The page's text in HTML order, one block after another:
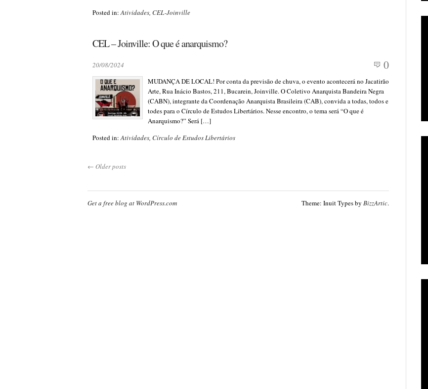
Posted in:Atividades, CEL-Joinville
CEL – Joinville: O que é anarquismo?
20/08/2024 0
MUDANÇA DE LOCAL! Por conta da previsão de chuva, o evento acontecerá no Jacatirão
Arte, Rua Inácio Bastos, 211, Bucarein, Joinville. O Coletivo Anarquista Bandeira Negra
(CABN), integrante da Coordenação Anarquista Brasileira (CAB), convida a todas, todos e
todes para o Círculo de Estudos Libertários. Nesse encontro, o tema será “O que é
Anarquismo?” Será […]
Posted in:Atividades, Círculo de Estudos Libertários
← Older posts
Get a free blog at WordPress.com Theme: Inuit Types by BizzArtic.